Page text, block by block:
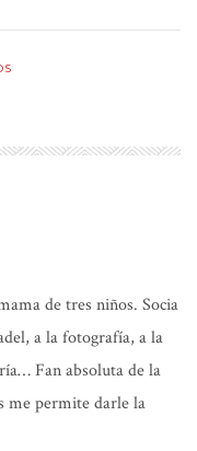
de tres niños. Socia
a la fotografía, a la
Fan absoluta de la
me permite darle la